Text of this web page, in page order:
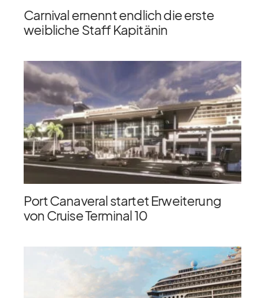
Carnival ernennt endlich die erste
weibliche Staff Kapitänin
Port Canaveral startet Erweiterung
von Cruise Terminal 10